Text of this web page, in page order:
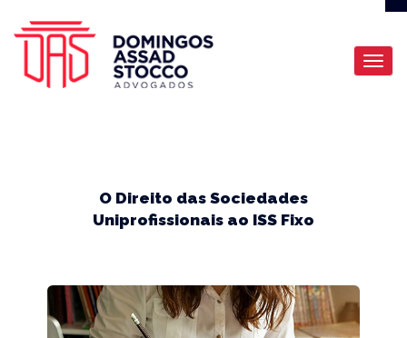
O Direito das Sociedades
Uniprofissionais ao ISS Fixo